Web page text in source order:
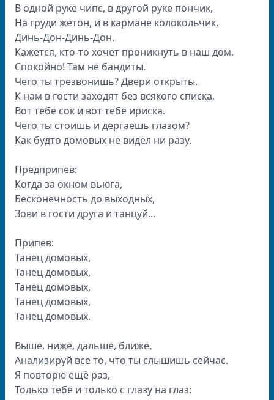
В одной руке чипс, в другой руке пончик,
На груди жетон, и в кармане колокольчик,
Динь-Дон-Динь-Дон.
Кажется, кто-то хочет проникнуть в наш дом.
Спокойно! Там не бандиты.
Чего ты трезвонишь? Двери открыты.
К нам в гости заходят без всякого списка,
Вот тебе сок и вот тебе ириска.
Чего ты стоишь и дергаешь глазом?
Как будто домовых не видел ни разу.
Предприпев:
Когда за окном вьюга,
Бесконечность до выходных,
Зови в гости друга и танцуй...
Припев:
Танец домовых,
Танец домовых,
Танец домовых,
Танец домовых,
Танец домовых.
Выше, ниже, дальше, ближе,
Анализируй всё то, что ты слышишь сейчас.
Я повторю ещё раз,
Только тебе и только с глазу на глаз: